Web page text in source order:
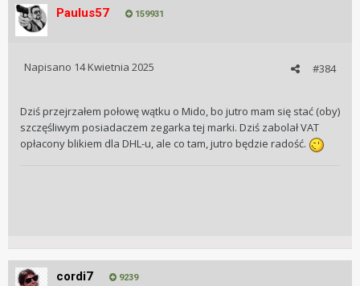
Paulus57 159931
#384
Napisano 14 Kwietnia 2025
Dziś przejrzałem połowę wątku o Mido, bo jutro mam się stać (oby)
szczęśliwym posiadaczem zegarka tej marki. Dziś zabolał VAT
opłacony blikiem dla DHL-u, ale co tam, jutro będzie radość.
cordi7 9239